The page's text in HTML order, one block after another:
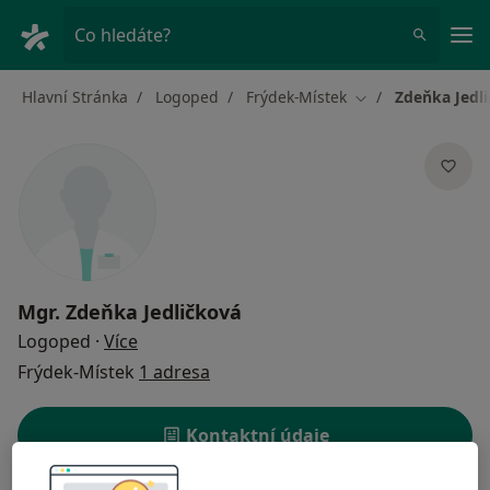
Co hledáte?
Hlavní Stránka Logoped Frýdek-Místek Změna města
Zdeňka
Mgr. Zdeňka Jedličková
Logoped · Více
Frýdek-Místek 1 adresa
Kontaktní údaje